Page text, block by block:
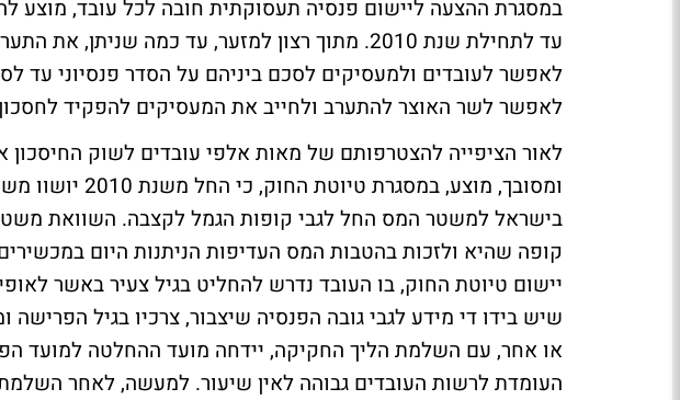
במסגרת ההצעה ליישום פנסיה תעסוקתית חובה לכל עובד, מוצע
עד לתחילת שנת 2010. מתוך רצון למזער, עד כמה
לאפשר לשר האוצר להתערב ולחייב את המעסיקים להפקיד
לאור הציפייה להצטרפותם של מאות אלפי עובדים לשוק החיסכון
ומסובך, מוצע,
בישראל למשטר המס החל לגבי קופות הגמל לקצבה. השוואת
קופה שהיא ולזכות בהטבות המס העדיפות הניתנות היום
יישום טיוטת החוק, בו העובד נדרש להחליט בגיל צעיר באשר
שיש בידו די מידע לגבי גובה הפנסיה שיצבור, צרכיו בגיל הפרישה
או אחר, עם השלמת הליך החקיקה, יידחה מועד ההחלטה למועד
העומדת לרשות העובדים גבוהה לאין שיעור. למעשה, לאחר השלמת